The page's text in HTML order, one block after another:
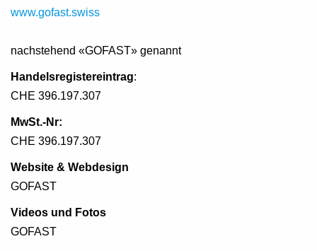
www.gofast.swiss
nachstehend «GOFAST» genannt
Handelsregistereintrag:
CHE 396.197.307
MwSt.-Nr:
CHE 396.197.307
Website & Webdesign
GOFAST
Videos und Fotos
GOFAST